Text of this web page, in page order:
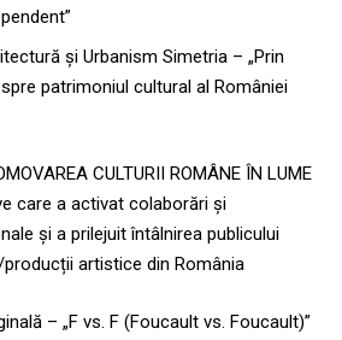
și Urbanism Simetria – „Prin
patrimoniul cultural al României
CULTURII ROMÂNE ÎN LUME
care a activat colaborări și
și a prilejuit întâlnirea publicului
artistice din România
– „F vs. F (Foucault vs. Foucault)”